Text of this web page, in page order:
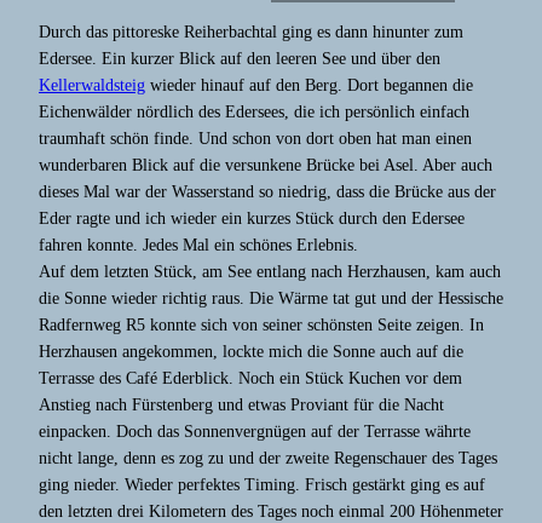
Durch das pittoreske Reiherbachtal ging es dann hinunter zum
Edersee. Ein kurzer Blick auf den leeren See und über den
Kellerwaldsteig wieder hinauf auf den Berg. Dort begannen die
Eichenwälder nördlich des Edersees, die ich persönlich einfach
traumhaft schön finde. Und schon von dort oben hat man einen
wunderbaren Blick auf die versunkene Brücke bei Asel. Aber auch
dieses Mal war der Wasserstand so niedrig, dass die Brücke aus der
Eder ragte und ich wieder ein kurzes Stück durch den Edersee
fahren konnte. Jedes Mal ein schönes Erlebnis.
Auf dem letzten Stück, am See entlang nach Herzhausen, kam auch
die Sonne wieder richtig raus. Die Wärme tat gut und der Hessische
Radfernweg R5 konnte sich von seiner schönsten Seite zeigen. In
Herzhausen angekommen, lockte mich die Sonne auch auf die
Terrasse des Café Ederblick. Noch ein Stück Kuchen vor dem
Anstieg nach Fürstenberg und etwas Proviant für die Nacht
einpacken. Doch das Sonnenvergnügen auf der Terrasse währte
nicht lange, denn es zog zu und der zweite Regenschauer des Tages
ging nieder. Wieder perfektes Timing. Frisch gestärkt ging es auf
den letzten drei Kilometern des Tages noch einmal 200 Höhenmeter